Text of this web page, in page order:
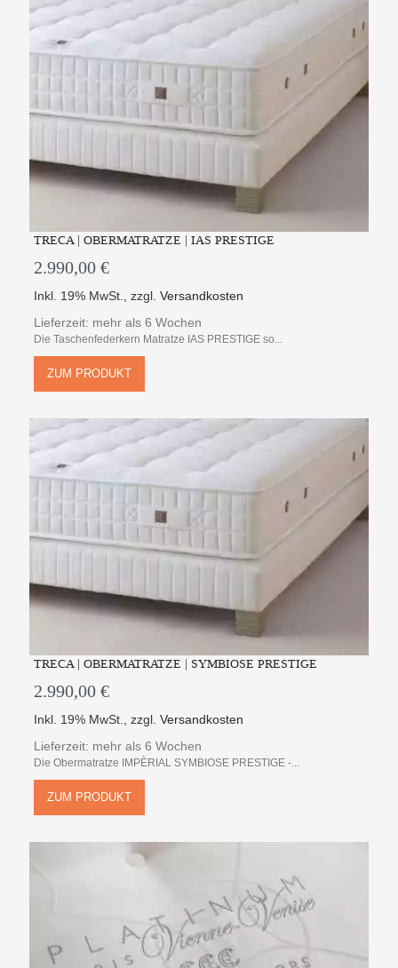
TRECA | OBERMATRATZE | IAS PRESTIGE
2.990,00 €
Inkl. 19% MwSt. ,zzgl.Versandkosten
Lieferzeit: mehr als 6 Wochen
Die Taschenfederkern Matratze IAS PRESTIGE so...
ZUM PRODUKT
TRECA | OBERMATRATZE | SYMBIOSE PRESTIGE
2.990,00 €
Inkl. 19% MwSt. ,zzgl.Versandkosten
Lieferzeit: mehr als 6 Wochen
Die Obermatratze IMPÈRIAL SYMBIOSE PRESTIGE -...
ZUM PRODUKT